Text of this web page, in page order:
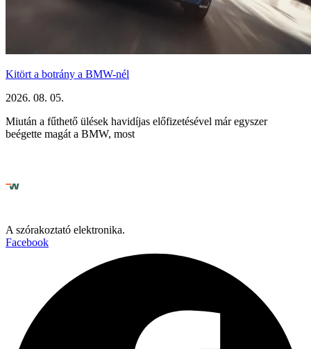
Kitört a botrány a BMW-nél
2026. 08. 05.
Miután a fűthető ülések havidíjas előfizetésével már egyszer
beégette magát a BMW, most
A szórakoztató elektronika.
Facebook